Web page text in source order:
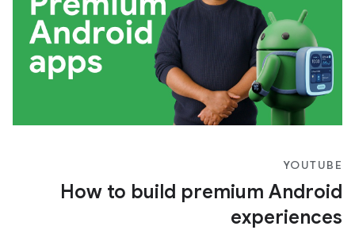
YOUTUBE
How to build premium Android
experiences